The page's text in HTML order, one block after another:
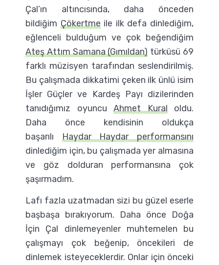
Çal’ın altıncısında, daha önceden
bildiğim Çökertmeile ilk defa dinlediğim,
eğlenceli bulduğum ve çok beğendiğim
Ateş Attım Samana (Gımıldan) türküsü 69
farklı müzisyen tarafından seslendirilmiş.
Bu çalışmada dikkatimi çeken ilk ünlü isim
İşler Güçler ve Kardeş Payı dizilerinden
tanıdığımız oyuncu Ahmet Kuraloldu.
Daha önce kendisinin oldukça
başarılı Haydar Haydar performansını
dinlediğim için, bu çalışmada yer almasına
ve göz dolduran performansına çok
şaşırmadım.
Lafı fazla uzatmadan sizi bu güzel eserle
başbaşa bırakıyorum. Daha önce Doğa
İçin Çal dinlemeyenler muhtemelen bu
çalışmayı çok beğenip, öncekileri de
dinlemek isteyeceklerdir. Onlar için önceki